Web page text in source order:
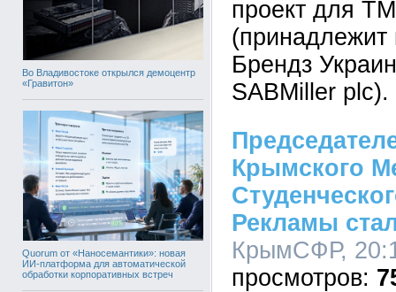
Во Владивостоке открылся демоцентр
«Гравитон»
Quorum от «Наносемантики»: новая
ИИ-платформа для автоматической
обработки корпоративных встреч
проект для
Брендз
SABMiller plc).
Крымского
Рекламы
КрымСФР,